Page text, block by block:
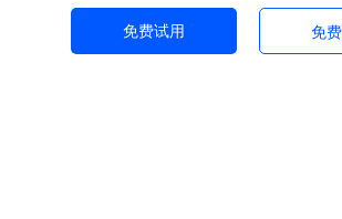
免费试用 免